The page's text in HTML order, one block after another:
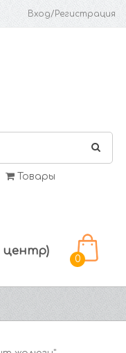
Вход/Регистрация
Товары
центр)
0